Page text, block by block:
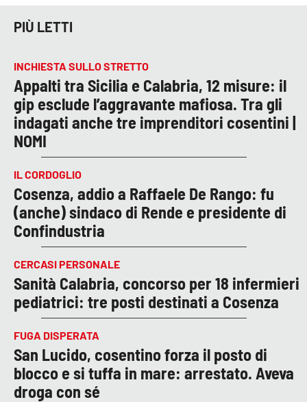
PIÙ LETTI
INCHIESTA SULLO STRETTO
Appalti tra Sicilia e Calabria, 12 misure: il
gip esclude l’aggravante mafiosa. Tra gli
indagati anche tre imprenditori cosentini |
NOMI
IL CORDOGLIO
Cosenza, addio a Raffaele De Rango: fu
(anche) sindaco di Rende e presidente di
Confindustria
CERCASI PERSONALE
Sanità Calabria, concorso per 18 infermieri
pediatrici: tre posti destinati a Cosenza
FUGA DISPERATA
San Lucido, cosentino forza il posto di
blocco e si tuffa in mare: arrestato. Aveva
droga con sé